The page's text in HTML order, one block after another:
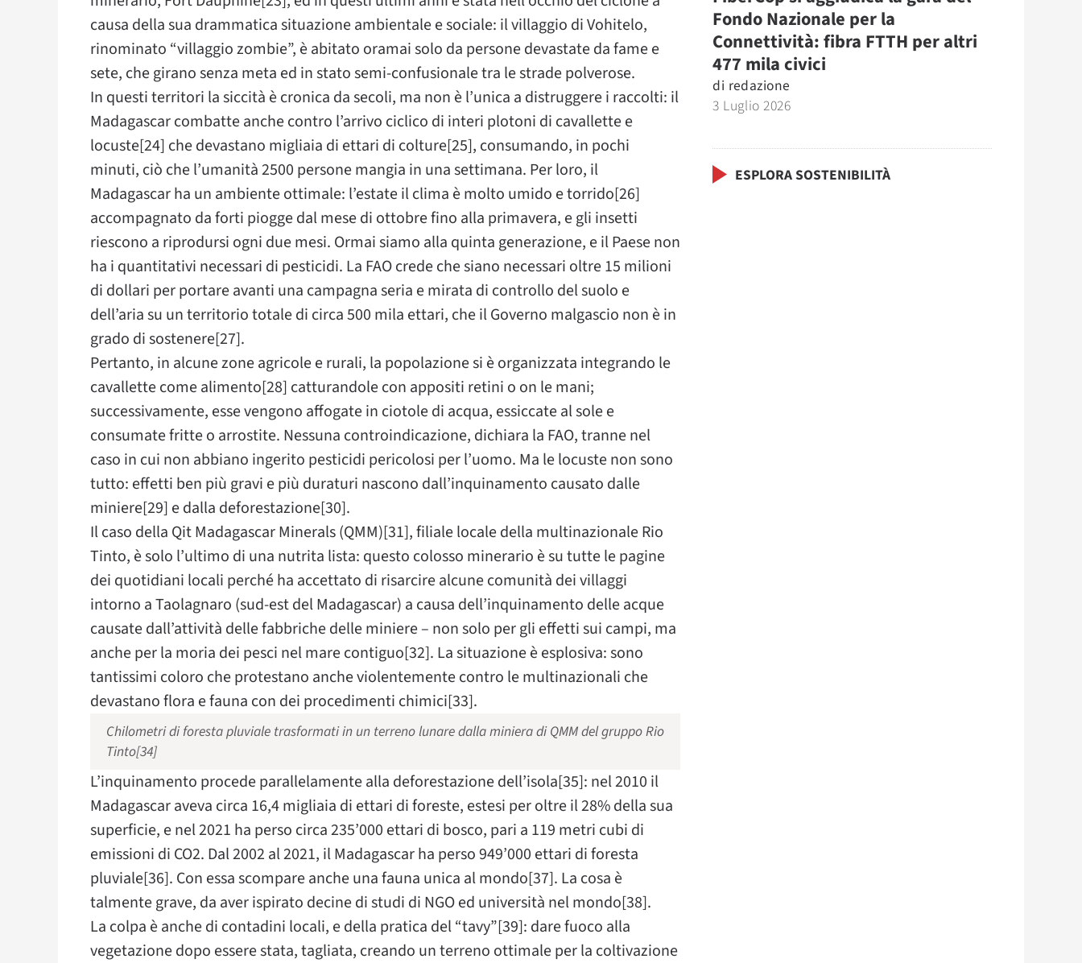
causa della sua drammatica situazione ambientale e sociale: il villaggio di Vohitelo,
rinominato “villaggio zombie”, è abitato oramai solo da persone devastate da fame e
sete, che girano senza meta ed in stato semi-confusionale tra le strade polverose.
In questi territori la siccità è cronica da secoli, ma non è l’unica a distruggere i raccolti: il
Madagascar combatte anche contro l’arrivo ciclico di interi plotoni di cavallette e
locuste[24] che devastano migliaia di ettari di colture[25], consumando, in pochi
minuti, ciò che l’umanità 2500 persone mangia in una settimana. Per loro, il
Madagascar ha un ambiente ottimale: l’estate il clima è molto umido e torrido[26]
accompagnato da forti piogge dal mese di ottobre fino alla primavera, e gli insetti
riescono a riprodursi ogni due mesi. Ormai siamo alla quinta generazione, e il Paese non
ha i quantitativi necessari di pesticidi. La FAO crede che siano necessari oltre 15 milioni
di dollari per portare avanti una campagna seria e mirata di controllo del suolo e
dell’aria su un territorio totale di circa 500 mila ettari, che il Governo malgascio non è in
grado di sostenere[27].
Pertanto, in alcune zone agricole e rurali, la popolazione si è organizzata integrando le
cavallette come alimento[28] catturandole con appositi retini o on le mani;
successivamente, esse vengono affogate in ciotole di acqua, essiccate al sole e
consumate fritte o arrostite. Nessuna controindicazione, dichiara la FAO, tranne nel
caso in cui non abbiano ingerito pesticidi pericolosi per l’uomo. Ma le locuste non sono
tutto: effetti ben più gravi e più duraturi nascono dall’inquinamento causato dalle
miniere[29] e dalla deforestazione[30].
Il caso della Qit Madagascar Minerals (QMM)[31], filiale locale della multinazionale Rio
Tinto, è solo l’ultimo di una nutrita lista: questo colosso minerario è su tutte le pagine
dei quotidiani locali perché ha accettato di risarcire alcune comunità dei villaggi
intorno a Taolagnaro (sud-est del Madagascar) a causa dell’inquinamento delle acque
causate dall’attività delle fabbriche delle miniere – non solo per gli effetti sui campi, ma
anche per la moria dei pesci nel mare contiguo[32]. La situazione è esplosiva: sono
tantissimi coloro che protestano anche violentemente contro le multinazionali che
devastano flora e fauna con dei procedimenti chimici[33].
Chilometri di foresta pluviale trasformati in un terreno lunare dalla miniera di QMM del gruppo Rio
Tinto[34]
L’inquinamento procede parallelamente alla deforestazione dell’isola[35]: nel 2010 il
Madagascar aveva circa 16,4 migliaia di ettari di foreste, estesi per oltre il 28% della sua
superficie, e nel 2021 ha perso circa 235’000 ettari di bosco, pari a 119 metri cubi di
emissioni di CO2. Dal 2002 al 2021, il Madagascar ha perso 949’000 ettari di foresta
pluviale[36]. Con essa scompare anche una fauna unica al mondo[37]. La cosa è
talmente grave, da aver ispirato decine di studi di NGO ed università nel mondo[38].
La colpa è anche di contadini locali, e della pratica del “tavy”[39]: dare fuoco alla
vegetazione dopo essere stata, tagliata, creando un terreno ottimale per la coltivazione
Fondo Nazionale per la
Connettività: fibra FTTH per altri
477 mila civici
di redazione
3 Luglio 2026
ESPLORA SOSTENIBILITÀ